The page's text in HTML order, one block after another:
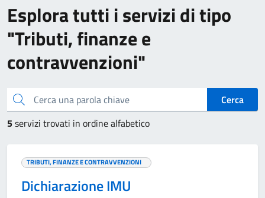
Esplora tutti i servizi di tipo
"Tributi, finanze e
contravvenzioni"
Cerca una parola chiave
Cerca
5servizi trovati in ordine alfabetico
TRIBUTI, FINANZE E CONTRAVVENZIONI
Dichiarazione IMU